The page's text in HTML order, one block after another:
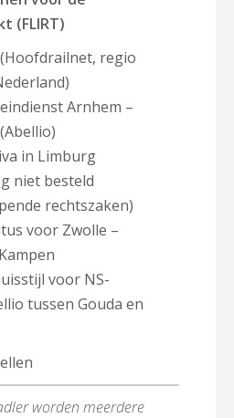
(FLIRT)
regio
Arnhem –
in Limburg
niet besteld
rechtszaken)
voor Zwolle –
voor NS-
tussen Gouda en
worden meerdere